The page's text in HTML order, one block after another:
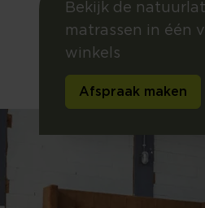
Bekijk de
matrassen in één
winkels
Afspraak maken